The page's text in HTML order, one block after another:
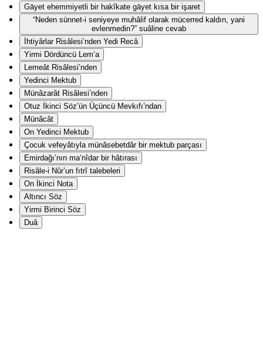
Gāyet ehemmiyetli bir hakîkate gāyet kısa bir işaret
“Neden sünnet-i seniyeye muhâlif olarak mücerred kaldın, yani
evlenmedin?” suâline cevab
İhtiyârlar Risâlesi’nden Yedi Recâ
Yirmi Dördüncü Lem‘a
Lemeât Risâlesi’nden
Yedinci Mektub
Münâzarât Risâlesi’nden
Otuz İkinci Söz’ün Üçüncü Mevkıfı’ndan
Münâcât
On Yedinci Mektub
Çocuk vefeyâtıyla münâsebetdâr bir mektub parçası
Emirdağı’nın ma‘nîdar bir hâtırası
Risâle-i Nûr’un fıtrî talebeleri
On İkinci Nota
Altıncı Söz
Yirmi Birinci Söz
Duâ